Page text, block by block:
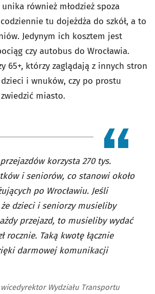
również młodzież spoza
tu dojeżdża do szkół, a to
Jedynym ich kosztem jest
czy autobus do Wrocławia.
65+, którzy zaglądają z innych stron
i wnuków, czy po prostu
miasto.
korzysta 270 tys.
i seniorów, co stanowi około
po Wrocławiu. Jeśli
że dzieci i seniorzy musieliby
przejazd, to musieliby wydać
rocznie. Taką kwotę łącznie
darmowej komunikacji
Wydziału Transportu